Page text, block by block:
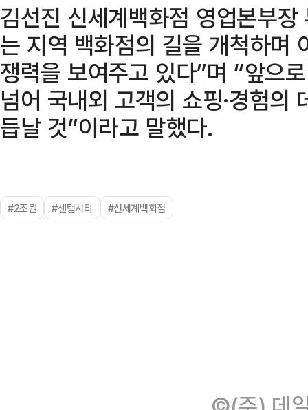
김선진 신세계백화점 영업본부
는 지역 백화점의 길을 개척하며
쟁력을 보여주고 있다”며 “앞으
넘어 국내외 고객의 쇼핑·경험의
듭날 것”이라고 말했다.
#2조원 #센텀시티 #신세계백화점